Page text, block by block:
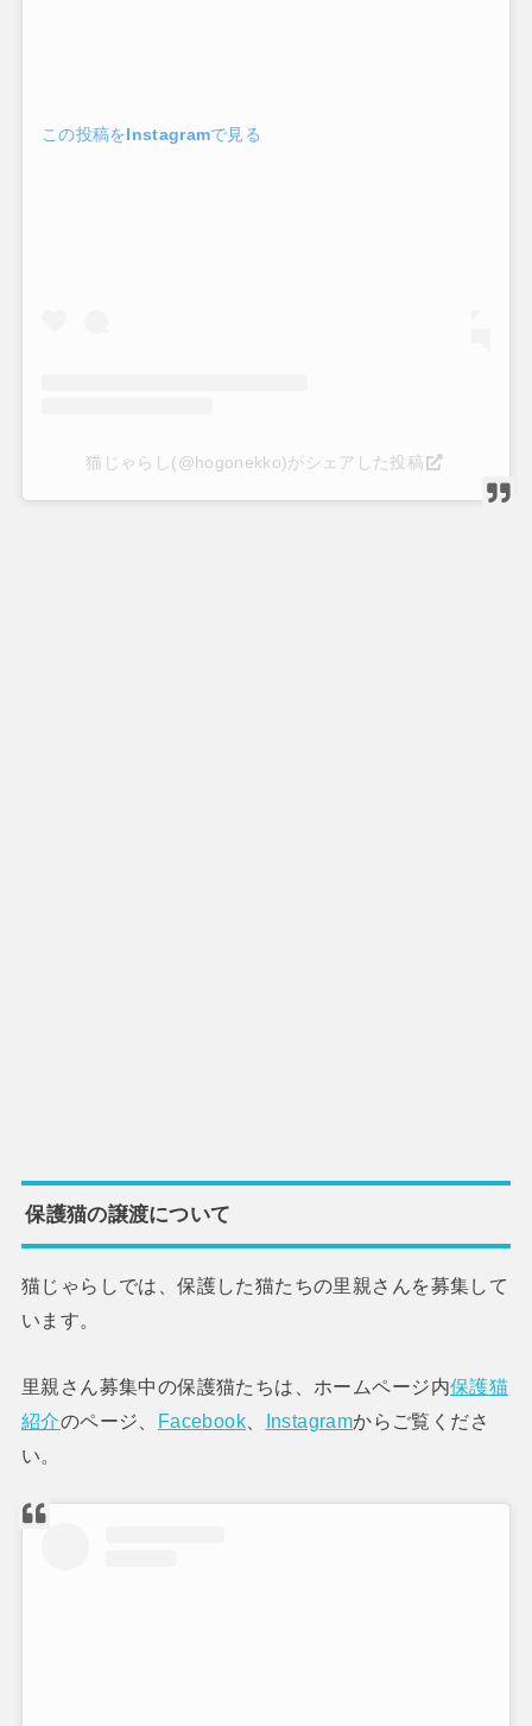
この投稿をInstagramで見る
猫じゃらし(@hogonekko)がシェアした投稿
保護猫の譲渡について
猫じゃらしでは、保護した猫たちの里親さんを募集して
います。
里親さん募集中の保護猫たちは、ホームページ内保護猫
紹介のページ、 Facebook Instagramからご覧くださ
い。